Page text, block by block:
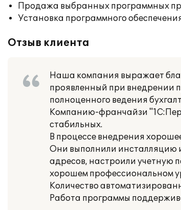
Продажа выбранных программных
Установка программного
Отзыв клиента
Наша компания выражает
проявленный при внедрении
полноценного ведения
Компанию-франчайзи
стабильных.
В процессе внедрения
Они выполнили инсталляцию
адресов, настроили учетную
хорошем профессиональном
Количество
Работа программы